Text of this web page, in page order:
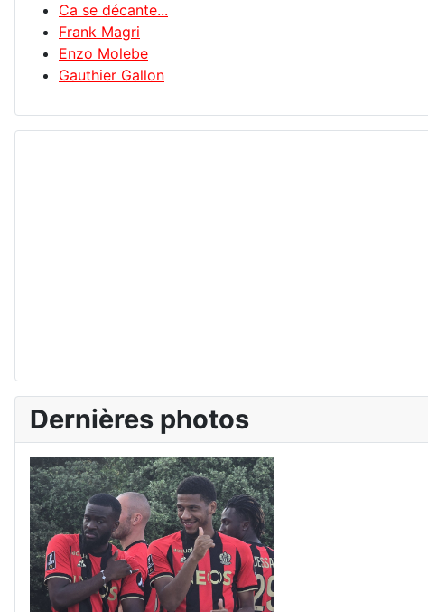
Ca se décante...
Frank Magri
Enzo Molebe
Gauthier Gallon
Dernières photos